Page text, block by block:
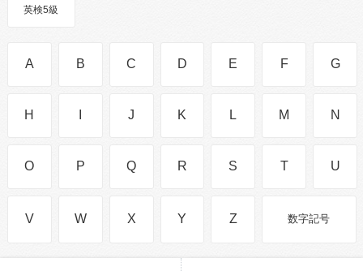
英検5級
A B C D E F G
H J K L M N
O P Q R S T U
V W X Y Z 数字記号